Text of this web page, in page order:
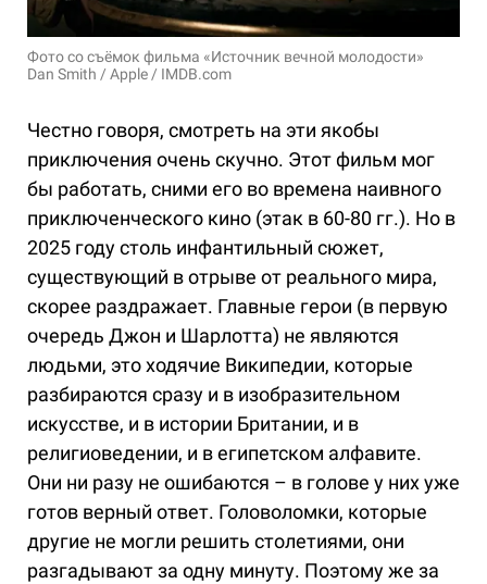
Фото со съёмок фильма «Источник вечной молодости»
Dan Smith / Apple / IMDB.com
Честно говоря, смотреть на эти якобы
приключения очень скучно. Этот фильм мог
бы работать, сними его во времена наивного
приключенческого кино (этак в 60-80 гг.). Но в
2025 году столь инфантильный сюжет,
существующий в отрыве от реального мира,
скорее раздражает. Главные герои (в первую
очередь Джон и Шарлотта) не являются
людьми, это ходячие Википедии, которые
разбираются сразу и в изобразительном
искусстве, и в истории Британии, и в
религиоведении, и в египетском алфавите.
Они ни разу не ошибаются – в голове у них уже
готов верный ответ. Головоломки, которые
другие не могли решить столетиями, они
разгадывают за одну минуту. Поэтому же за